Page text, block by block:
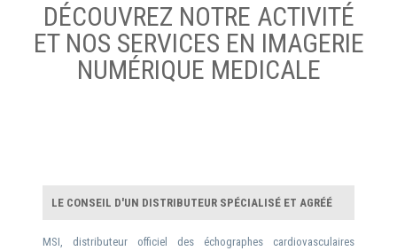
DÉCOUVREZ NOTRE ACTIVITÉ
ET NOS SERVICES EN IMAGERIE
NUMÉRIQUE MEDICALE
LE CONSEIL D'UN DISTRIBUTEUR SPÉCIALISÉ ET AGRÉÉ
MSI, distributeur officiel des échographes cardiovasculaires